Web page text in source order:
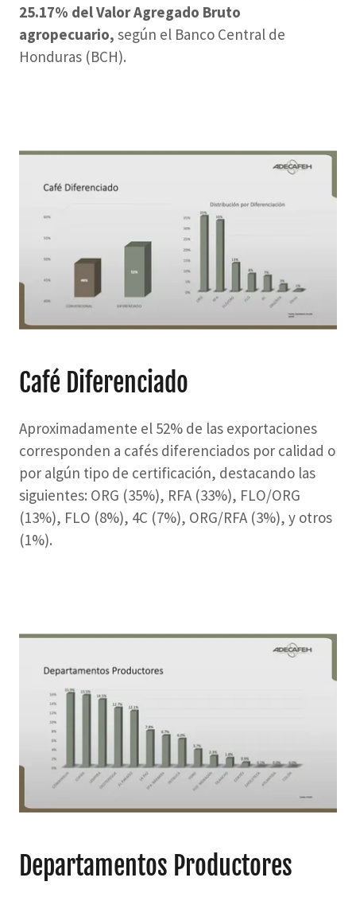
25.17% del Valor Agregado Bruto
agropecuario, según el Banco Central de
Honduras (BCH).
Café Diferenciado
Aproximadamente el 52% de las exportaciones
corresponden a cafés diferenciados por calidad o
por algún tipo de certificación, destacando las
siguientes: ORG (35%), RFA (33%), FLO/ORG
(13%), FLO (8%), 4C (7%), ORG/RFA (3%), y otros
(1%).
Departamentos Productores